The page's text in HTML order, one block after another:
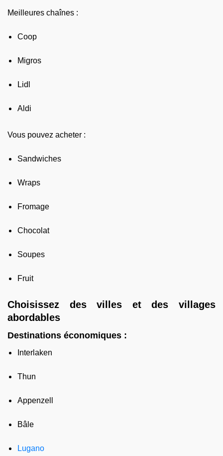
Meilleures chaînes :
Coop
Migros
Lidl
Aldi
Vous pouvez acheter :
Sandwiches
Wraps
Fromage
Chocolat
Soupes
Fruit
Choisissez des villes et des villages
abordables
Destinations économiques :
Interlaken
Thun
Appenzell
Bâle
Lugano